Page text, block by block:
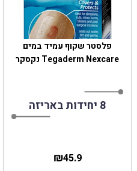
פלסטר שקוף עמיד במים
Tegaderm Nexcare נקסקר
8 יחידות באריזה
45.9
₪